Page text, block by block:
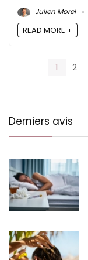
Julien Morel
READ MORE +
1 2
Derniers avis